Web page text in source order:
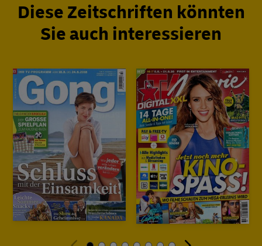
Diese Zeitschriften könnten
Sie auch interessieren